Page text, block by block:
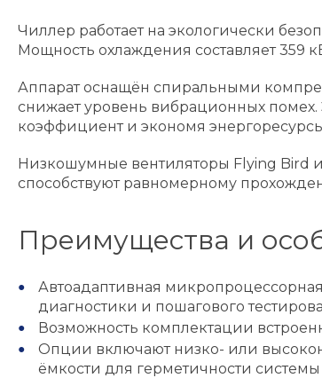
Чиллер работает на экологически
Мощность охлаждения составляет 359
Аппарат оснащён спиральными
снижает уровень вибрационных
коэффициент и экономя
Низкошумные вентиляторы Flying Bird
способствуют равномерному
Преимущества и
Автоадаптивная
диагностики и пошагового
Возможность комплектации
Опции включают низко- или
ёмкости для герметичности